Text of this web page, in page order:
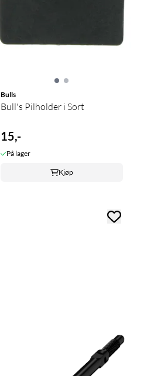
Bulls
Bull's Pilholder i Sort
15,-
På lager
Kjøp